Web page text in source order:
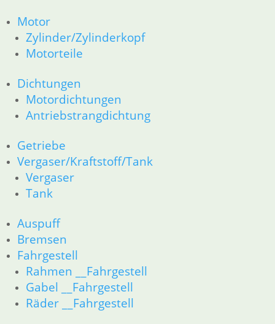
Motor
Zylinder/Zylinderkopf
Motorteile
Dichtungen
Motordichtungen
Antriebstrangdichtung
Getriebe
Vergaser/Kraftstoff/Tank
Vergaser
Tank
Auspuff
Bremsen
Fahrgestell
Rahmen __Fahrgestell
Gabel __Fahrgestell
Räder __Fahrgestell
Dekorsätze Aufkleber
Hinweisschilder Aufkleber
Seitendeckel Aufkleber
Zylinder/Zylinderkopf
Motorteile
Dichtungen
Motordichtungen
Getriebe
Vergaser/Kraftstoff/Tank
Vergaser
Tank
Bremsen
Fahrgestell
Rahmen __Fahrgestell
Gabel __Fahrgestell
Räder __Fahrgestell
Antrieb
Elektrik